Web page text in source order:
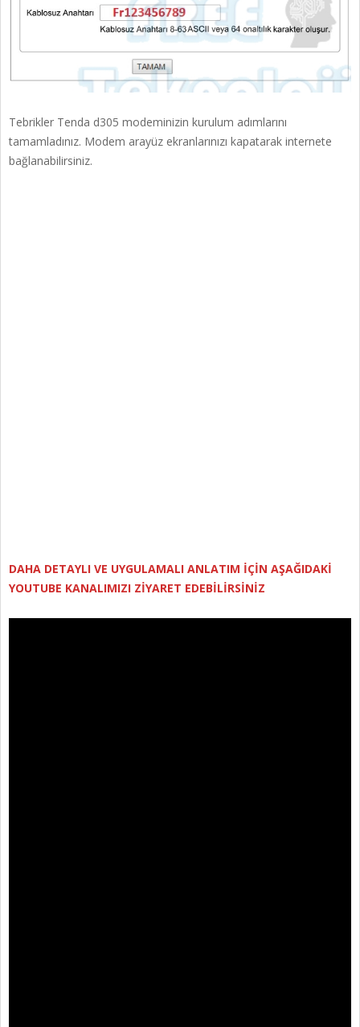
Tebrikler Tenda d305 modeminizin kurulum adımlarını
tamamladınız. Modem arayüz ekranlarınızı kapatarak internete
bağlanabilirsiniz.
DAHA DETAYLI VE UYGULAMALI ANLATIM İÇİN AŞAĞIDAKİ
YOUTUBE KANALIMIZI ZİYARET EDEBİLİRSİNİZ